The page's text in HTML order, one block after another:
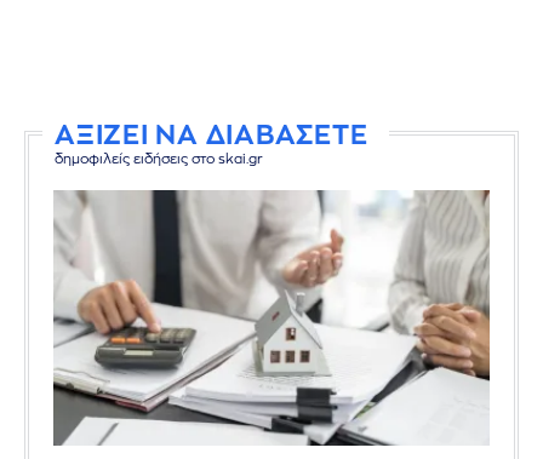
ΑΞΙΖΕΙ ΝΑ ΔΙΑΒΑΣΕΤΕ
δημοφιλείς ειδήσεις στο skai.gr